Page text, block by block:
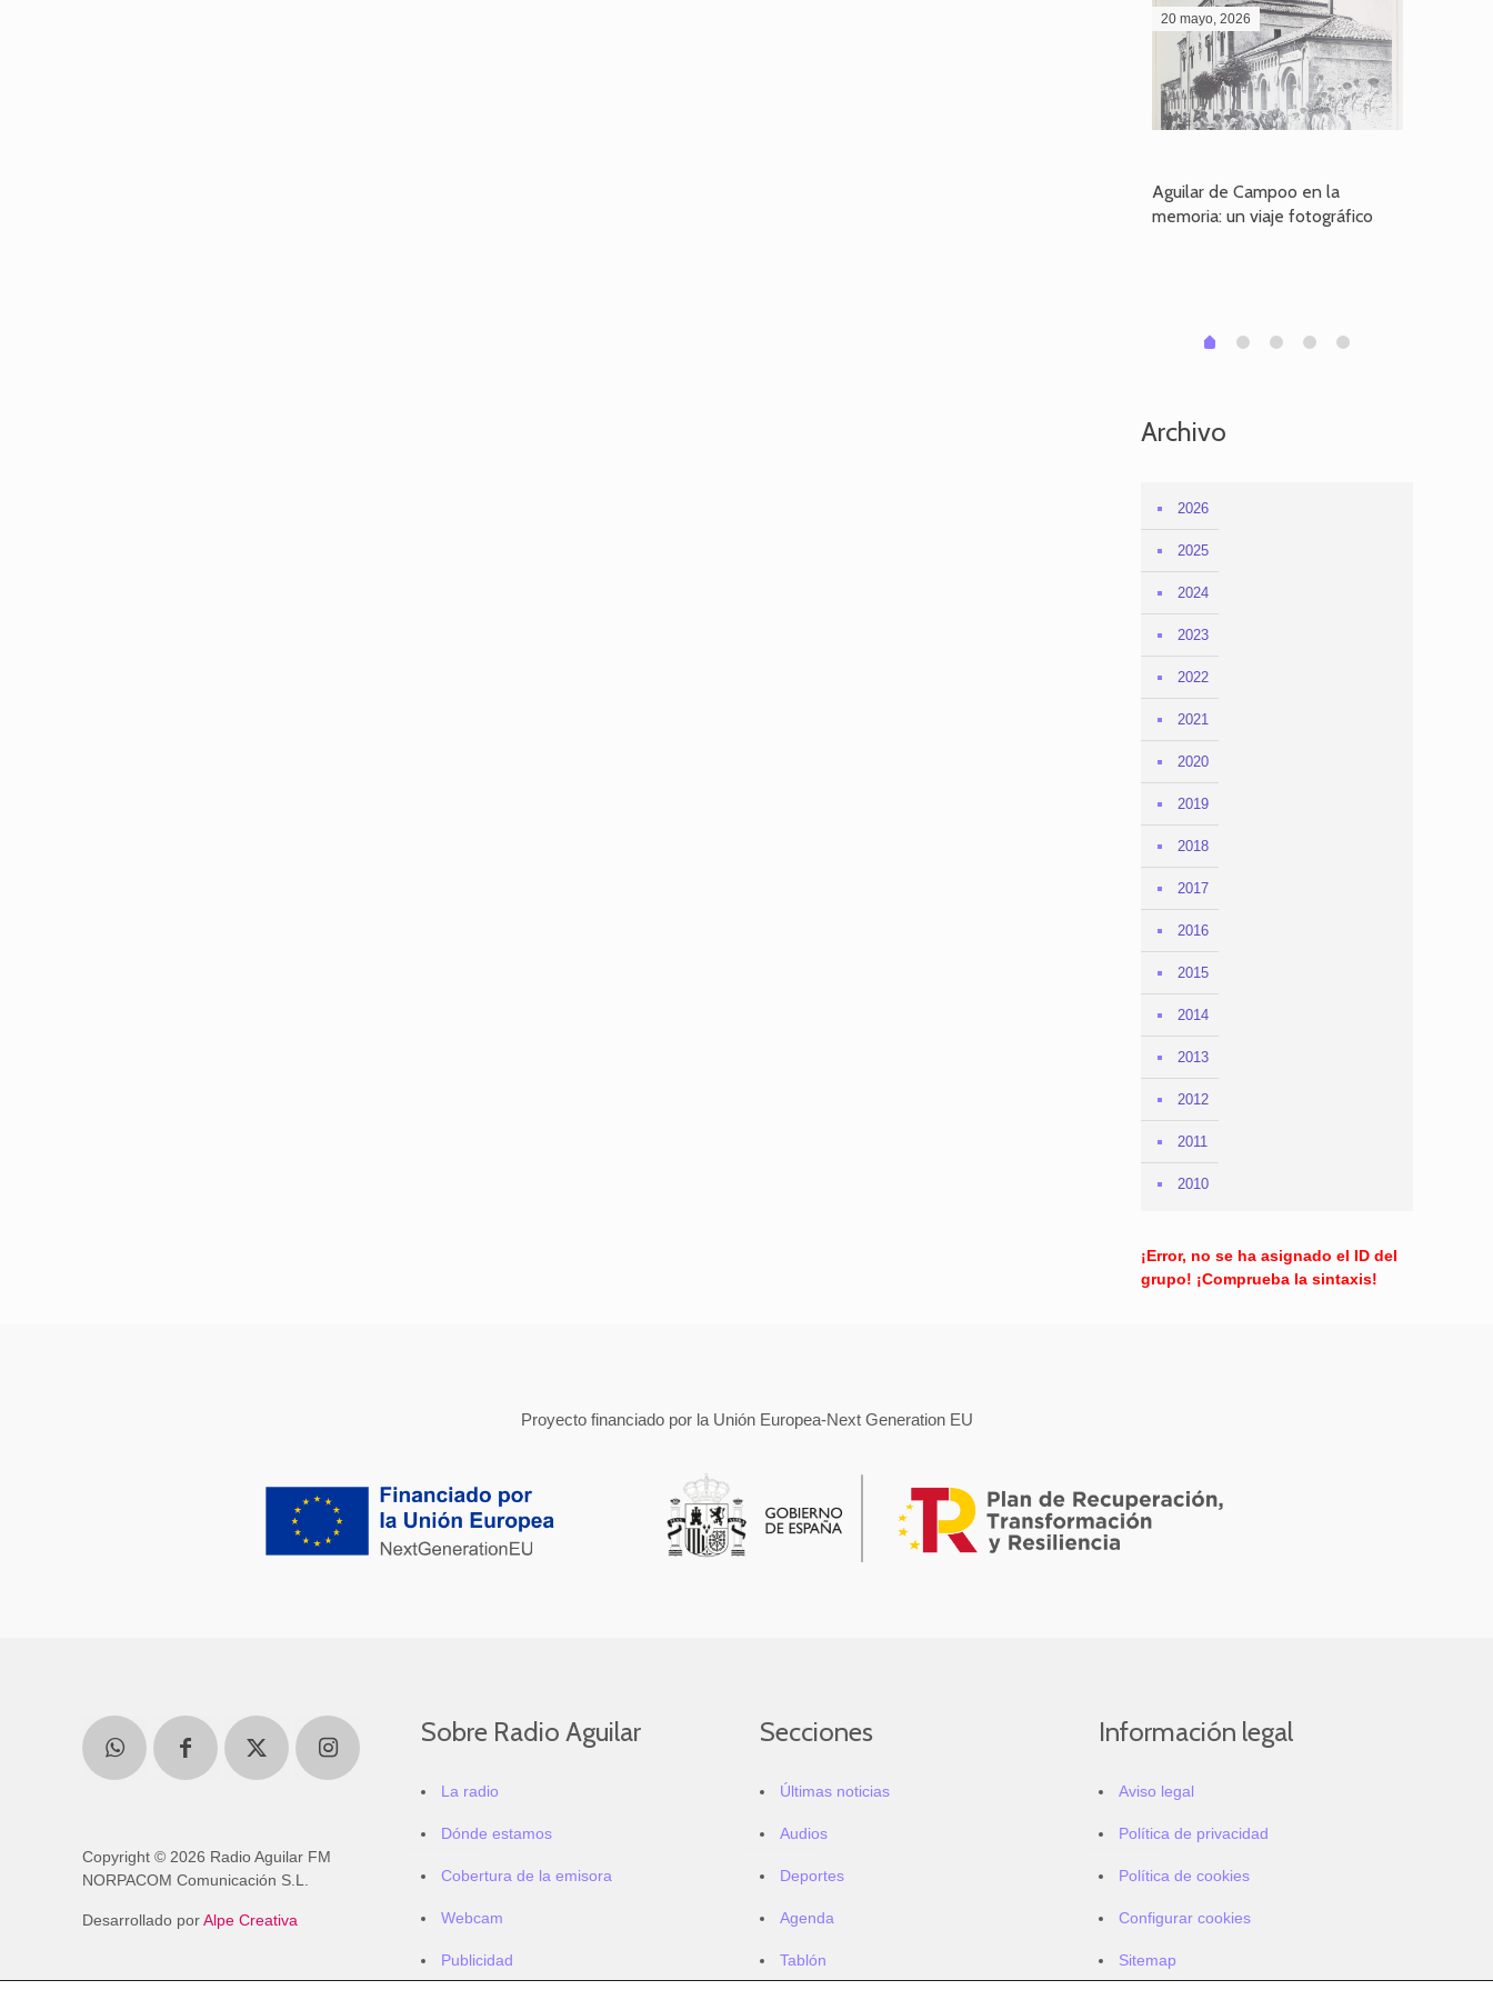
20 mayo, 2026
Aguilar de Campoo en la
memoria: un viaje fotográfico
0 1 2 3 4
Archivo
2026
2025
2024
2023
2022
2021
2020
2019
2018
2017
2016
2015
2014
2013
2012
2011
2010
¡Error, no se ha asignado el ID del
grupo! ¡Comprueba la sintaxis!
Proyecto financiado por la Unión Europea-Next Generation EU
Copyright © 2026 Radio Aguilar FM
NORPACOM Comunicación S.L.
Desarrollado porAlpe Creativa
Sobre Radio Aguilar
La radio
Dónde estamos
Cobertura de la emisora
Webcam
Publicidad
Secciones
Últimas noticias
Audios
Deportes
Agenda
Tablón
Información legal
Aviso legal
Política de privacidad
Política de cookies
Configurar cookies
Sitemap